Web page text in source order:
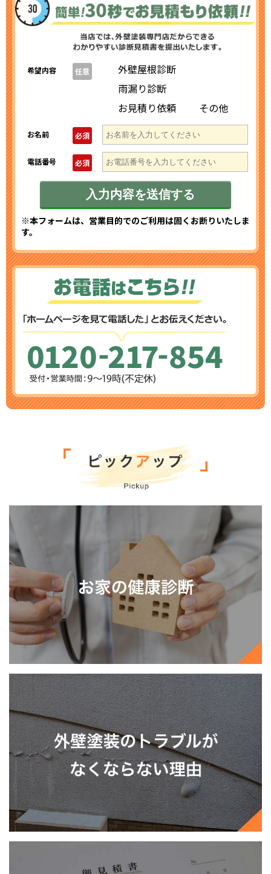
希望内容 任意
外壁屋根診断
雨漏り診断
お見積り依頼
その他
お名前 必須
電話番号 必須
※本フォームは、営業目的でのご利用は固くお断りいたしま
す。